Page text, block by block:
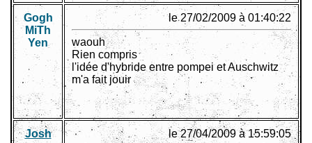
Gogh
MiTh
Yen
le 27/02/2009 à 01:40:22
waouh
Rien compris
l'idée d'hybride entre pompei et Auschwitz
m'a fait jouir
Josh le 27/04/2009 à 15:59:05